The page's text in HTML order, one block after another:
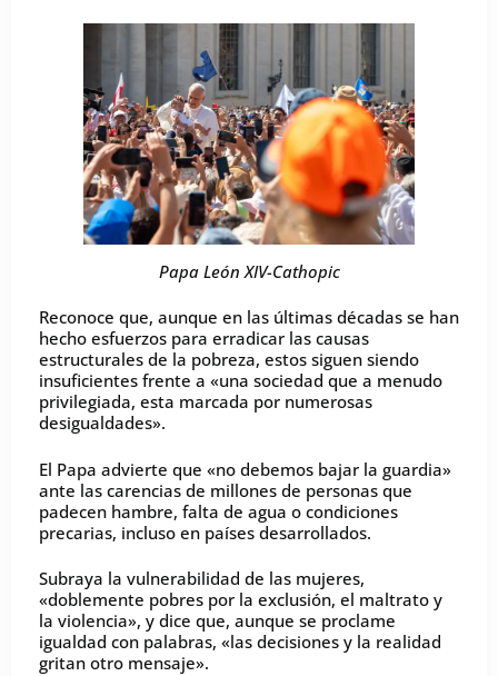
Papa León XIV-Cathopic
Reconoce que, aunque en las últimas décadas se han
hecho esfuerzos para erradicar las causas
estructurales de la pobreza, estos siguen siendo
insuficientes frente a «una sociedad que a menudo
privilegiada, esta marcada por numerosas
desigualdades».
El Papa advierte que «no debemos bajar la guardia»
ante las carencias de millones de personas que
padecen hambre, falta de agua o condiciones
precarias, incluso en países desarrollados.
Subraya la vulnerabilidad de las mujeres,
«doblemente pobres por la exclusión, el maltrato y
la violencia», y dice que, aunque se proclame
igualdad con palabras, «las decisiones y la realidad
gritan otro mensaje».